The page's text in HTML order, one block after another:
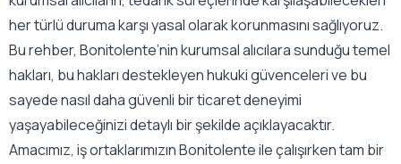
her türlü duruma karşı yasal olarak korunmasını sağlıyoruz.
Bu rehber, Bonitolente’nin kurumsal alıcılara sunduğu temel
hakları, bu hakları destekleyen hukuki güvenceleri ve bu
sayede nasıl daha güvenli bir ticaret deneyimi
yaşayabileceğinizi detaylı bir şekilde açıklayacaktır.
Amacımız, iş ortaklarımızın Bonitolente ile çalışırken tam bir